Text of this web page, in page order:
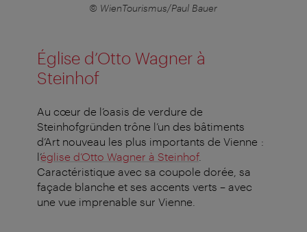
© WienTourismus/Paul Bauer
Église d’Otto Wagner à
Steinhof
Au cœur de l’oasis de verdure de
Steinhofgründen trône l’un des bâtiments
d’Art nouveau les plus importants de Vienne :
l’église d’Otto Wagner à Steinhof.
Caractéristique avec sa coupole dorée, sa
façade blanche et ses accents verts – avec
une vue imprenable sur Vienne.